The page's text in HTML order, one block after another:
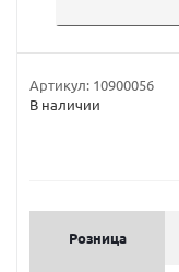
Артикул: 10900056
В наличии
Розница